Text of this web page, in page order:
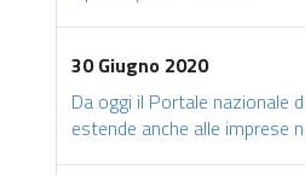
30 Giugno 2020
Da oggi il Portale nazionale
estende anche alle imprese